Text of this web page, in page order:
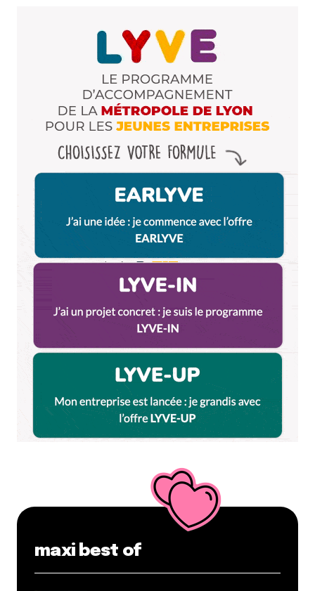
Enregistrer mon nom, mon e-mail et mon site dans le
Et bim !
maxi best of